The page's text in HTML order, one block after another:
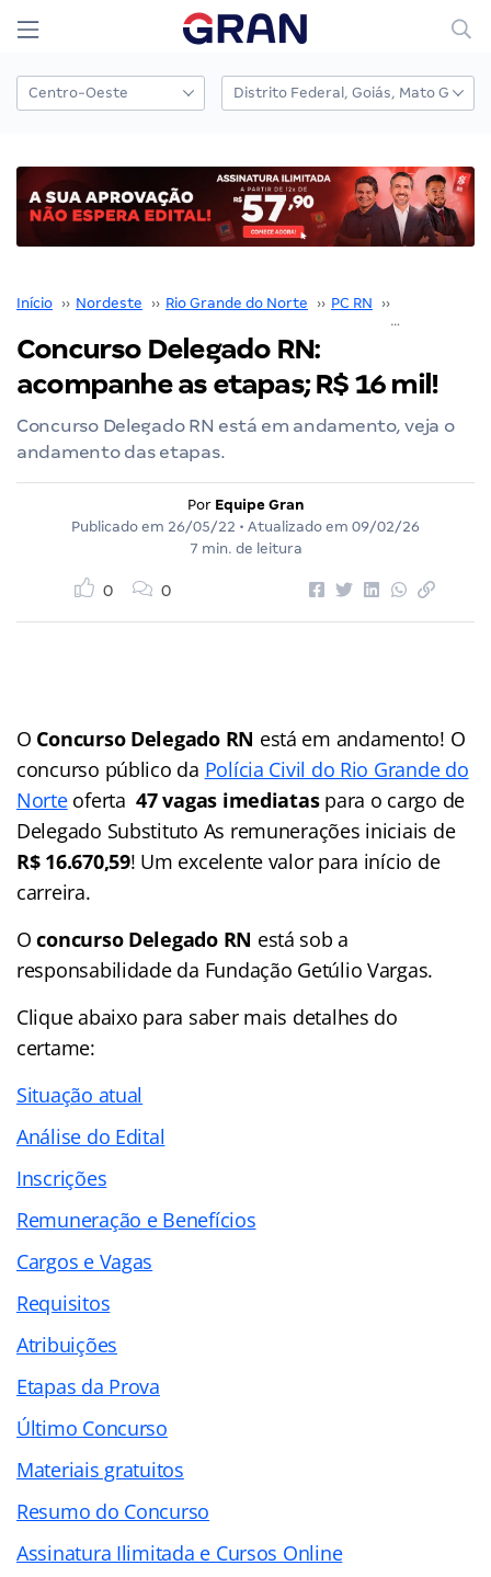
Início ›› Nordeste ›› Rio Grande do Norte ›› PC RN ››
Concurso Delegado RN:
acompanhe as etapas; R$ 16 mil!
Concurso Delegado RN está em andamento, veja o
andamento das etapas.
Por Equipe Gran
Publicado em 26/05/22 • Atualizado em 09/02/26
7 min. de leitura
0 0
O Concurso Delegado RN está em andamento! O
concurso público da Polícia Civil do Rio Grande do
Norteoferta 47 vagas imediataspara o cargo de
Delegado Substituto As remunerações iniciais de
R$ 16.670,59! Um excelente valor para início de
carreira.
Oconcurso Delegado RN está sob a
responsabilidade da Fundação Getúlio Vargas.
Clique abaixo para saber mais detalhes do
certame:
Situação atual
Análise do Edital
Inscrições
Remuneração e Benefícios
Cargos e Vagas
Requisitos
Atribuições
Etapas da Prova
Último Concurso
Materiais gratuitos
Resumo do Concurso
Assinatura Ilimitada e Cursos Online